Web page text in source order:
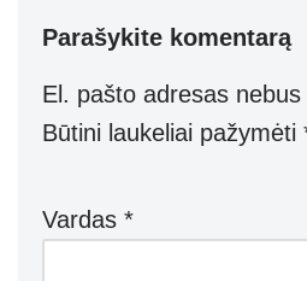
A
p
p
a
m
n
g
er
Parašykite komentarą
El. pašto adresas nebus
Būtini laukeliai pažymėti
Vardas *